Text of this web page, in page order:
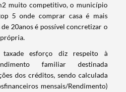
muito competitivo, o município
5 onde comprar casa é mais
20anos é possível concretizar o
esforço diz respeito à
familiar destinada
dos créditos, sendo calculada
mensais/Rendimento)